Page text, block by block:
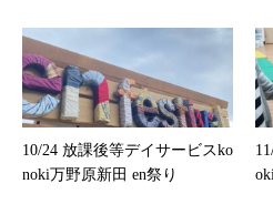
10/24 放課後等デイサービスko
noki万野原新田 en祭り